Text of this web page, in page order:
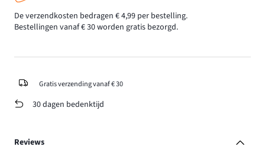
De verzendkosten bedragen € 4,99 per bestelling.
Bestellingen vanaf € 30 worden gratis bezorgd.
Gratis verzending vanaf € 30
30 dagen bedenktijd
Reviews